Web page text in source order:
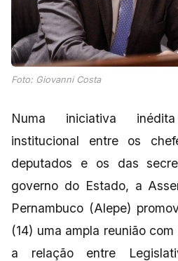
Foto: Giovanni Costa
Numa iniciativa
institucional entre os
deputados e os das
governo do Estado, a
Pernambuco (Alepe)
(14) uma ampla reunião
a relação entre